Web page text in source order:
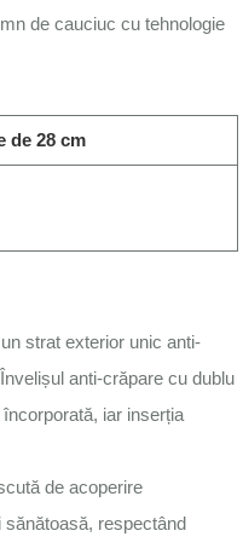
de cauciuc cu tehnologie
de 28 cm
strat exterior unic anti-
anti-crăpare cu dublu
iar inserția
de acoperire
sănătoasă, respectând